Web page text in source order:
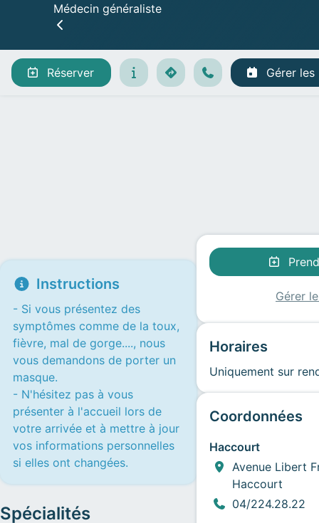
Médecin généraliste
Gérer les rendez-vous
Réserver Gérer
Instructions
- Si vous présentez des
symptômes comme de la toux,
fièvre, mal de gorge...., nous
vous demandons de porter un
masque.
- N'hésitez pas à vous
présenter à l'accueil lors de
votre arrivée et à mettre à jour
vos informations personnelles
si elles ont changées.
Spécialités
Gérer
Horaires
Uniquement sur
Coordonnées
Haccourt
Avenue Libert
Haccourt
04/224.28.22